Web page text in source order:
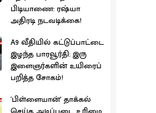
பிடியாணை: ரஷ்யா
அதிரடி நடவடிக்கை!
A9 வீதியில் கட்டுப்பாட்டை
இழந்த பாரவூர்தி: இரு
இளைஞர்களின் உயிரைப்
பறித்த சோகம்!
'பிள்ளையான்' தாக்கல்